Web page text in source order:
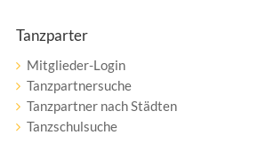
Tanzparter
Mitglieder-Login
Tanzpartnersuche
Tanzpartner nach Städten
Tanzschulsuche